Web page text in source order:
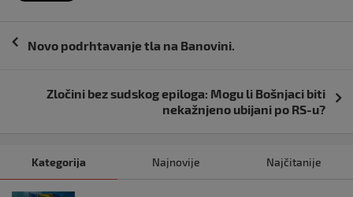
Navigacija
Novo podrhtavanje tla na Banovini.
Zločini bez sudskog epiloga: Mogu li Bošnjaci biti
nekažnjeno ubijani po RS-u?
Kategorija Najnovije Najčitanije